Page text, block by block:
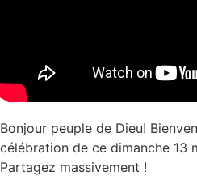
Bonjour peuple de Dieu!
célébration de ce dimanche 13
Partagez massivement !